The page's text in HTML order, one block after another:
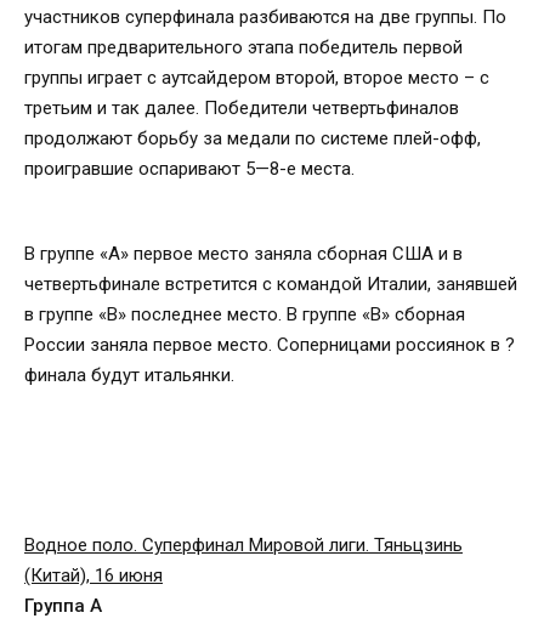
участников суперфинала разбиваются на две группы. По
итогам предварительного этапа победитель первой
группы играет с аутсайдером второй, второе место – с
третьим и так далее. Победители четвертьфиналов
продолжают борьбу за медали по системе плей-офф,
проигравшие оспаривают 5—8-е места.
В группе «А» первое место заняла сборная США и в
четвертьфинале встретится с командой Италии, занявшей
в группе «В» последнее место. В группе «В» сборная
России заняла первое место. Соперницами россиянок в ?
финала будут итальянки.
Водное поло. Суперфинал Мировой лиги. Тяньцзинь
(Китай), 16 июня
Группа А